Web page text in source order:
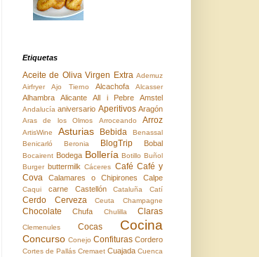
Etiquetas
Aceite de Oliva Virgen Extra Ademuz
Airfryer
Ajo Tierno Alcachofa Alcasser
Alhambra Alicante All i Pebre Amstel
Andalucía aniversario Aperitivos Aragón
Aras de los Olmos Arroceando Arroz
ArtisWine Asturias Bebida
Benassal
Benicarló
Beronia BlogTrip Bobal
Bocairent Bodega Bollería Botillo Buñol
Burger buttermilk Cáceres Café Café y
Cova
Calamares o Chipirones Calpe
Caqui carne Castellón Cataluña Catí
Cerdo Cerveza Ceuta Champagne
Chocolate Chufa Chulilla Claras
Clemenules Cocas Cocina
Concurso Conejo Confituras Cordero
Cortes de Pallás Cremaet Cuajada Cuenca